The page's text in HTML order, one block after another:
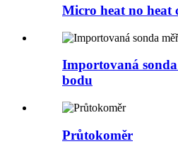
Micro heat no heat
Importovaná
bodu
Průtokoměr